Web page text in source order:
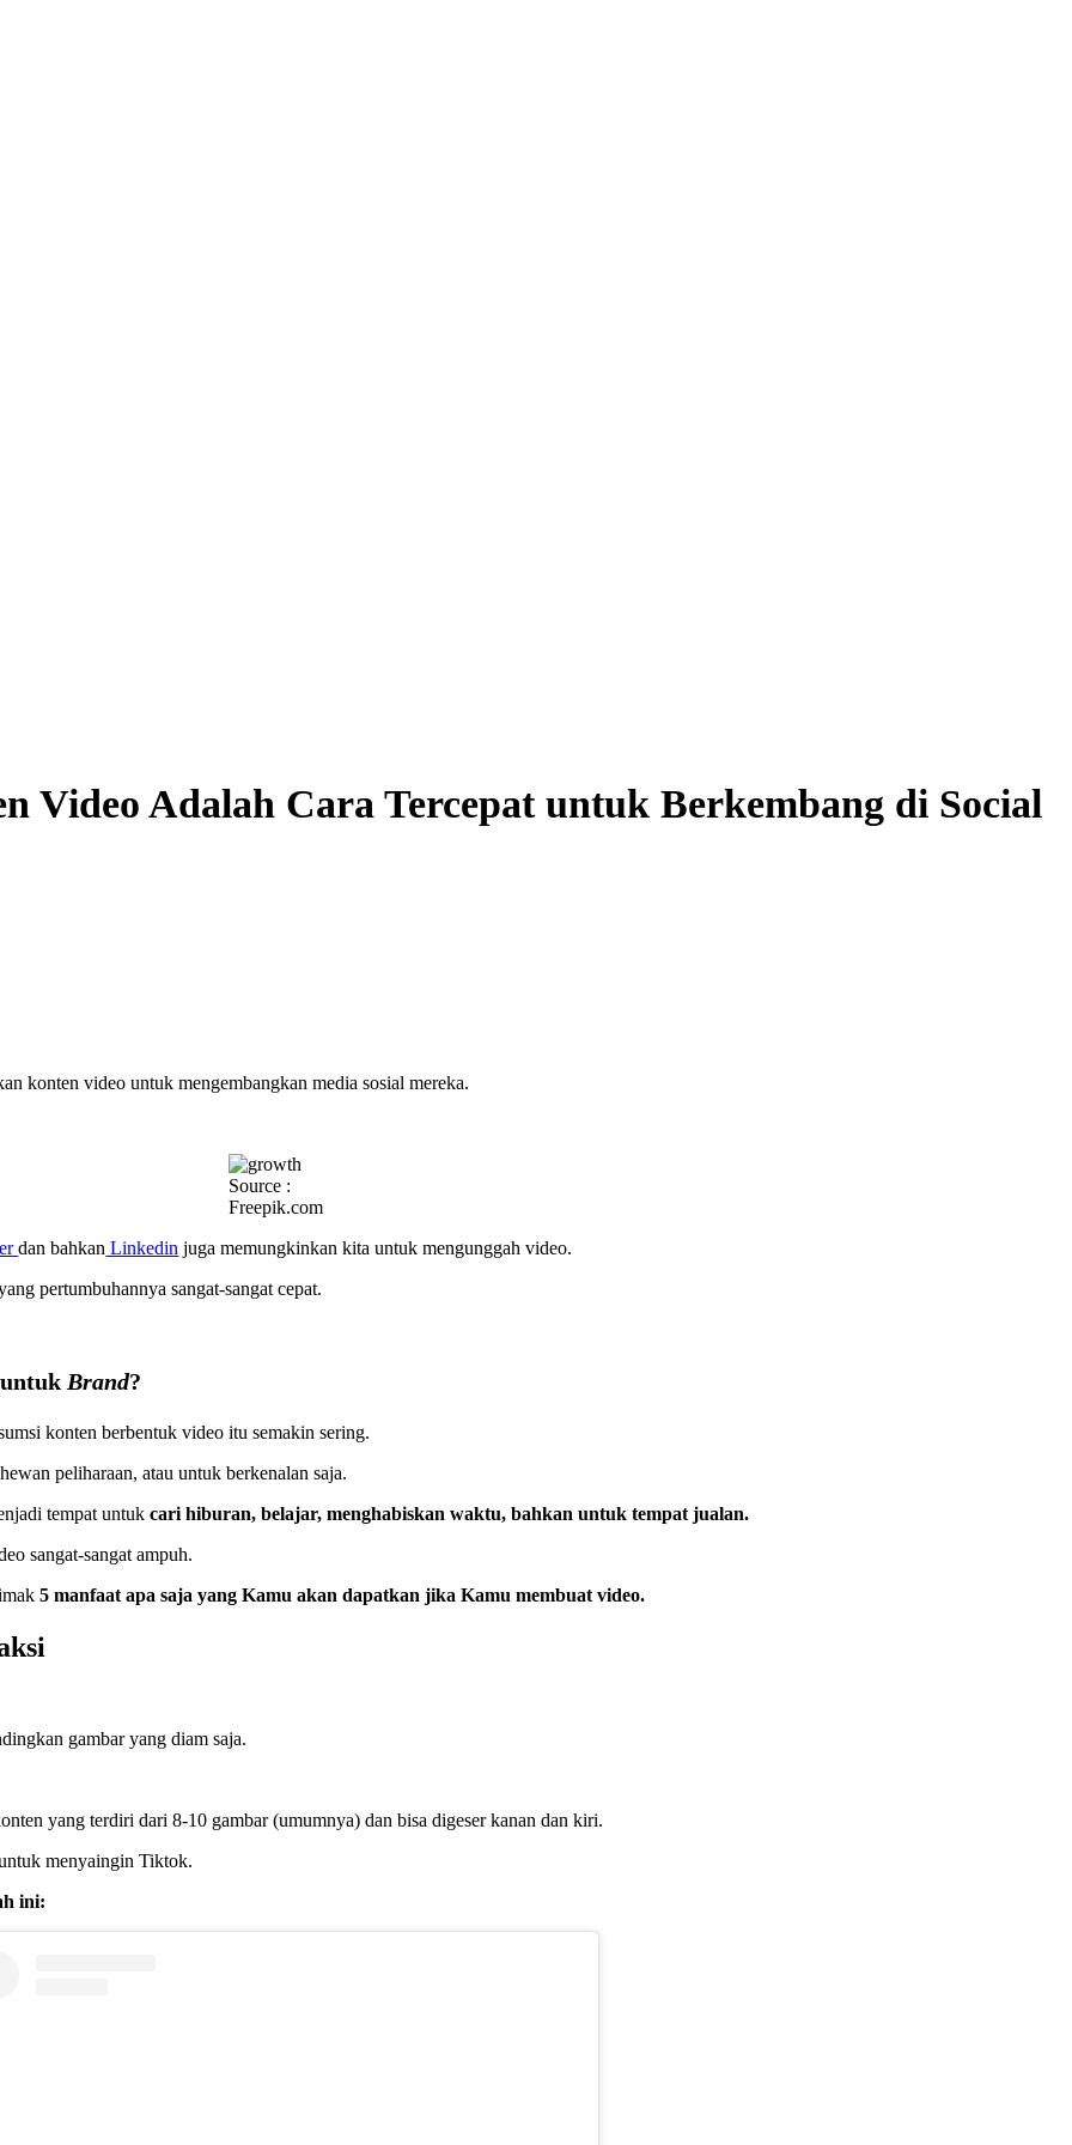
Video Adalah Cara Tercepat untuk Berkembang di Social
konten video untuk mengembangkan media sosial mereka.
Source :
Freepik.com
dan bahkan Linkedin juga memungkinkan kita untuk mengunggah video.
pertumbuhannya sangat-sangat cepat.
untukBrand?
konten berbentuk video itu semakin sering.
peliharaan, atau untuk berkenalan saja.
tempat untukcari hiburan, belajar, menghabiskan waktu, bahkan untuk tempat jualan.
sangat-sangat ampuh.
5 manfaat apa saja yang Kamu akan dapatkan jika Kamu membuat video.
gambar yang diam saja.
yang terdiri dari 8-10 gambar (umumnya) dan bisa digeser kanan dan kiri.
menyaingin Tiktok.
ini: